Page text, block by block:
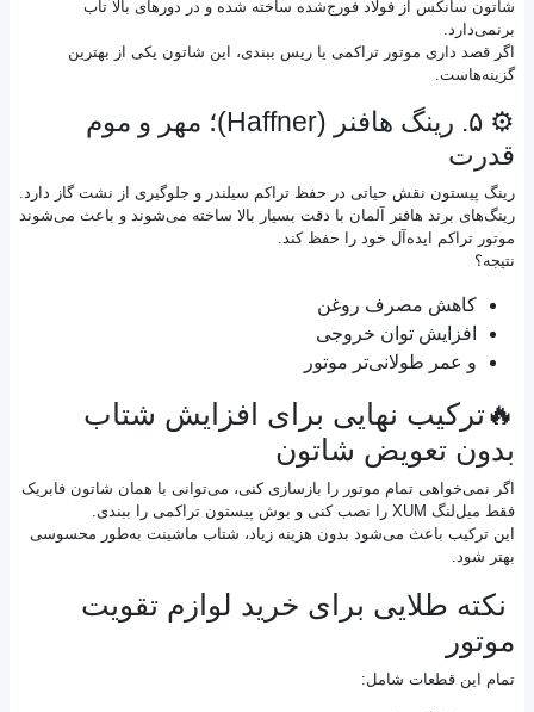
شاتون سانکس از فولاد فورج‌شده ساخته شده و در دورهای بالا تاب
برنمی‌دارد.
اگر قصد داری موتور تراکمی یا ریس ببندی، این شاتون یکی از بهترین
گزینه‌هاست.
⚙️ ۵. رینگ هافنر (Haffner)؛ مهر و موم
قدرت
رینگ پیستون نقش حیاتی در حفظ تراکم سیلندر و جلوگیری از نشت گاز دارد.
رینگ‌های برند هافنر آلمان با دقت بسیار بالا ساخته می‌شوند و باعث می‌شوند
موتور تراکم ایده‌آل خود را حفظ کند.
نتیجه؟
کاهش مصرف روغن
افزایش توان خروجی
و عمر طولانی‌تر موتور
🔥ترکیب نهایی برای افزایش شتاب
بدون تعویض شاتون
اگر نمی‌خواهی تمام موتور را بازسازی کنی، می‌توانی با همان شاتون فابریک
فقط میل‌لنگ XUM را نصب کنی و بوش پیستون تراکمی را ببندی.
این ترکیب باعث می‌شود بدون هزینه زیاد، شتاب ماشینت به‌طور محسوسی
بهتر شود.
نکته طلایی برای خرید لوازم تقویت
موتور
تمام این قطعات شامل: